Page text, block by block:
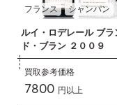
フランス シャンパン
ルイ・ロデレール ブラ
ド・ブラン ２００９
買取参考価格
7800 円以上